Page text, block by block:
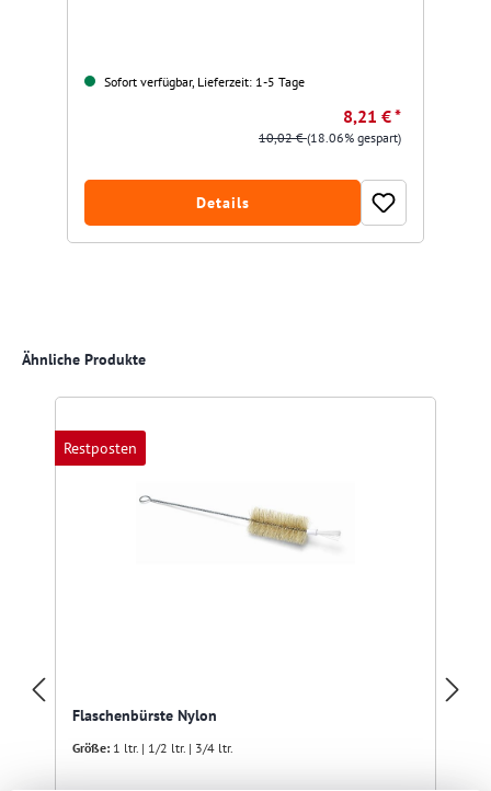
Sofort verfügbar, Lieferzeit: 1-5 Tage
8,21 € *
10,02 €(18.06% gespart)
Details
Produktgalerie überspringen
Ähnliche Produkte
Restposten
Flaschenbürste Nylon
Größe: 1 ltr. | 1/2 ltr. | 3/4 ltr.